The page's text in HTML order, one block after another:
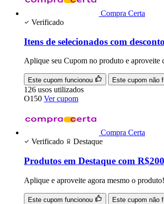
Compra Certa
Verificado
Itens de selecionados com
Aplique seu Cupom no produto e aproveite
Este cupom funcionou Este cupom não
126 usos utilizados
O150 Ver cupom
Compra Certa
Verificado
Destaque
Produtos em Destaque com
Aplique e aproveite agora mesmo o produto!
Este cupom funcionou Este cupom não